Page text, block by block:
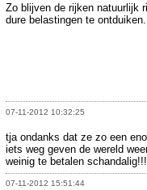
Zo blijven de rijken natuurlijk
dure belastingen te ontduiken.
07-11-2012 10:32:25
tja ondanks dat ze zo een
iets weg geven de wereld
weinig te betalen schandalig!!!
07-11-2012 15:51:44